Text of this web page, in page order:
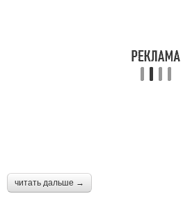
читать дальше →